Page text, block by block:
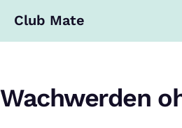
Club Mate
Wachwerden